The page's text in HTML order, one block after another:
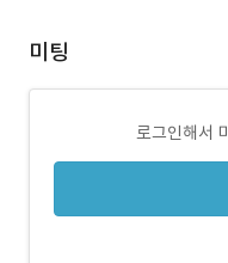
미팅
로그인해서